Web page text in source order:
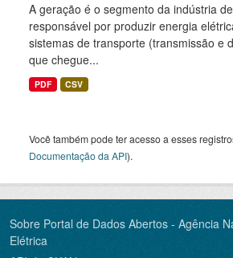
A geração é o segmento da indústria
responsável por produzir energia
sistemas de transporte (transmissão e
que chegue...
PDF CSV
Você também pode ter acesso a esses
Documentação da API).
Sobre Portal de Dados Abertos - Agência
Elétrica